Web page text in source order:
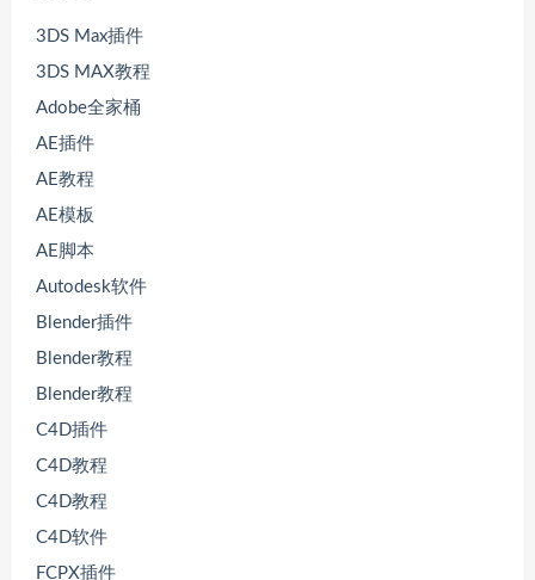
3DS Max插件
3DS MAX教程
Adobe全家桶
AE插件
AE教程
AE模板
AE脚本
Autodesk软件
Blender插件
Blender教程
Blender教程
C4D插件
C4D教程
C4D教程
C4D软件
FCPX插件